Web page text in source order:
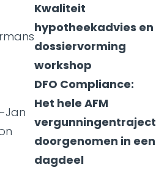
Kwaliteit
hypotheekadvies en
dossiervorming
workshop
Jan
DFO Compliance:
Het hele AFM
vergunningentraject
doorgenomen in een
dagdeel